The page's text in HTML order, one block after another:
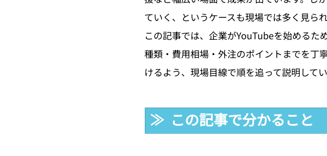
ていく、というケースも現場では多く見られ
この記事では、企業がYouTubeを始めるた
種類・費用相場・外注のポイントまでを丁
けるよう、現場目線で順を追って説明して
≫  この記事で分かること